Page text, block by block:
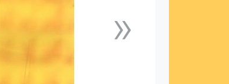
»下一張